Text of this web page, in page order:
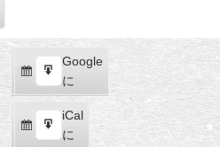
Google
で
購
読
iCal
で
購
Google
に
エ
ク
ス
ポ
iCal
に
エ